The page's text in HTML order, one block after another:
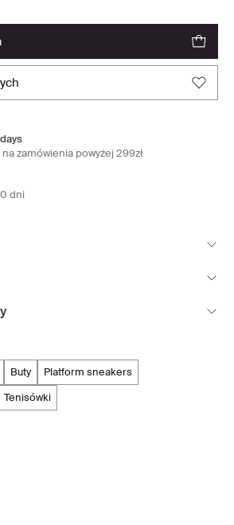
zamówienia powyżej 299zł
dni
buty
platform sneakers
tenisówki